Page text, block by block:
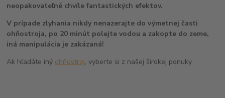
neopakovateľné chvíle fantastických efektov.
V prípade zlyhania nikdy nenazerajte do výmetnej časti
ohňostroja, po 20 minút polejte vodou a zakopte do zeme,
iná manipulácia je zakázaná!
Ak hľadáte iný ohňostroj, vyberte si z našej širokej ponuky.